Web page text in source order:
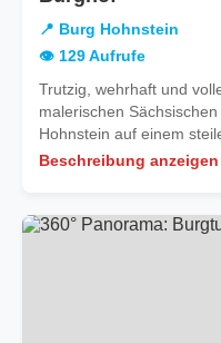
Burg
📍 Burg Hohnstein
👁️ 129 Aufrufe
Trutzig, wehrhaft und
malerischen
Hohnstein auf einem
Beschreibung anzeigen